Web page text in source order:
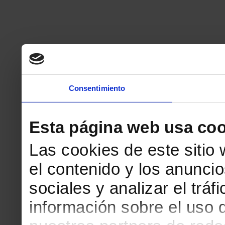
Consentimiento
Esta página web usa
Las cookies de este sitio
el contenido y los
sociales y analizar el
información sobre el uso